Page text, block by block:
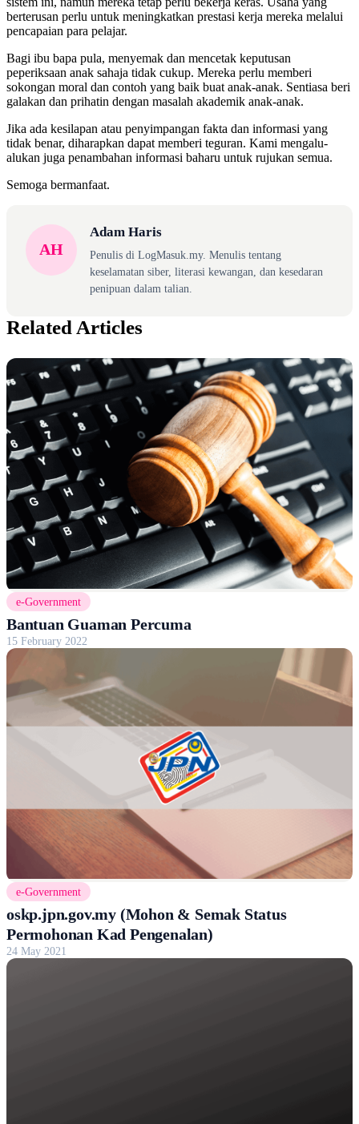
berterusan perlu untuk meningkatkan prestasi kerja mereka melalui
pencapaian para pelajar.
Bagi ibu bapa pula, menyemak dan mencetak keputusan
peperiksaan anak sahaja tidak cukup. Mereka perlu memberi
sokongan moral dan contoh yang baik buat anak-anak. Sentiasa beri
galakan dan prihatin dengan masalah akademik anak-anak.
Jika ada kesilapan atau penyimpangan fakta dan informasi yang
tidak benar, diharapkan dapat memberi teguran. Kami mengalu-
alukan juga penambahan informasi baharu untuk rujukan semua.
Semoga bermanfaat.
AH
Adam Haris
Penulis di LogMasuk.my. Menulis tentang
keselamatan siber, literasi kewangan, dan kesedaran
penipuan dalam talian.
Related Articles
e-Government
Bantuan Guaman Percuma
15 February 2022
e-Government
oskp.jpn.gov.my (Mohon & Semak Status
Permohonan Kad Pengenalan)
24 May 2021